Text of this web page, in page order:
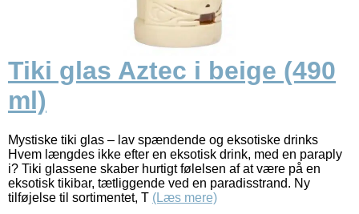
Tiki glas Aztec i beige (490
ml)
Mystiske tiki glas – lav spændende og eksotiske drinks
Hvem længdes ikke efter en eksotisk drink, med en paraply
i? Tiki glassene skaber hurtigt følelsen af at være på en
eksotisk tikibar, tætliggende ved en paradisstrand. Ny
tilføjelse til sortimentet, T (Læs mere)